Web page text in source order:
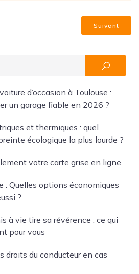
Suivant
d’occasion à Toulouse :
un garage fiable en 2026 ?
et thermiques : quel
écologique la plus lourde ?
votre carte grise en ligne
: Quelles options économiques
?
à vie tire sa révérence : ce qui
pour vous
droits du conducteur en cas